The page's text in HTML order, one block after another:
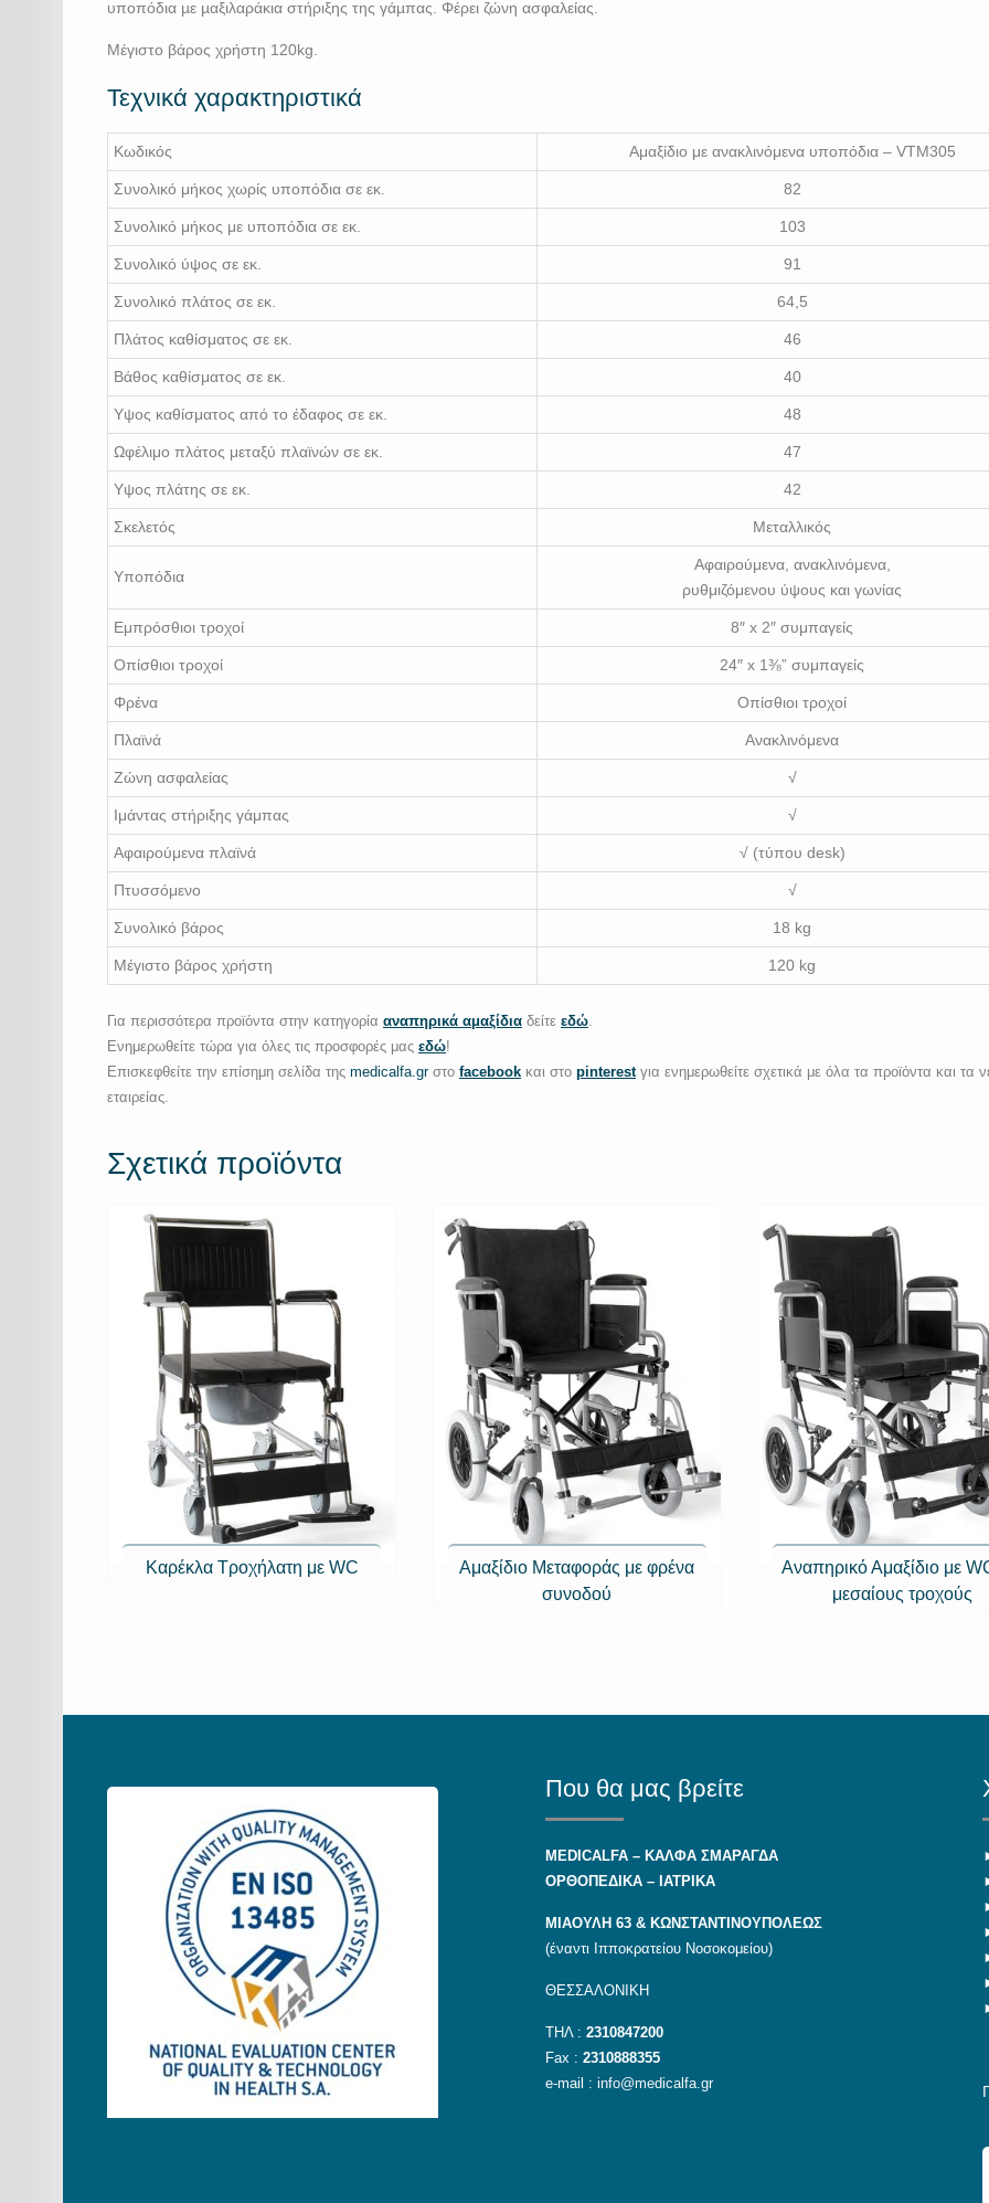
υποπόδια µε µαξιλαράκια στήριξης της γάµπας. Φέρει ζώνη ασφαλείας.
Μέγιστο βάρος χρήστη 120kg.
Τεχνικά χαρακτηριστικά
Κωδικός Αμαξίδιο με ανακλινόμενα υποπόδια – VTM305
Συνολικό μήκος χωρίς υποπόδια σε εκ. 82
Συνολικό μήκος με υποπόδια σε εκ. 103
Συνολικό ύψος σε εκ. 91
Συνολικό πλάτος σε εκ. 64,5
Πλάτος καθίσματος σε εκ. 46
Βάθος καθίσματος σε εκ. 40
Υψος καθίσματος από το έδαφος σε εκ. 48
Ωφέλιμο πλάτος μεταξύ πλαϊνών σε εκ. 47
Υψος πλάτης σε εκ. 42
Σκελετός Μεταλλικός
Υποπόδια
Αφαιρούμενα, ανακλινόμενα,
ρυθμιζόμενου ύψους και γωνίας
Εμπρόσθιοι τροχοί 8″ x 2″ συμπαγείς
Οπίσθιοι τροχοί 24″ x 1⅜” συμπαγείς
Φρένα Οπίσθιοι τροχοί
Πλαϊνά Ανακλινόμενα
Ζώνη ασφαλείας √
Ιμάντας στήριξης γάμπας √
Αφαιρούμενα πλαϊνά √ (τύπου desk)
Πτυσσόμενο √
Συνολικό βάρος 18 kg
Μέγιστο βάρος χρήστη 120 kg
Για περισσότερα προϊόντα στην κατηγορία αναπηρικά αμαξίδια δείτε εδώ
Ενημερωθείτε τώρα για όλες τις προσφορές μας εδώ!
Επισκεφθείτε την επίσημη σελίδα της medicalfa.grστο facebook και στο pinterestγια ενημερωθείτε σχετικά με όλα τα προϊόντα και τα
εταιρείας.
Σχετικά προϊόντα
Καρέκλα Τροχήλατη με WC
Αμαξίδιο Μεταφοράς με φρένα
συνοδού
Αναπηρικό Αμαξίδιο με
μεσαίους τροχούς
Που θα μας βρείτε
MEDICALFA – KAΛΦΑ ΣΜΑΡΑΓΔΑ
ΟΡΘΟΠΕΔΙΚΑ – ΙΑΤΡΙΚΑ
ΜΙΑΟΥΛΗ 63 & ΚΩΝΣΤΑΝΤΙΝΟΥΠΟΛΕΩΣ
(έναντι Ιπποκρατείου Νοσοκομείου)
ΘΕΣΣΑΛΟΝΙΚΗ
ΤΗΛ : 2310847200
Fax : 2310888355
e-mail : info@medicalfa.gr